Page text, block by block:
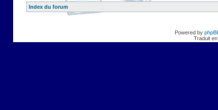
Index du forum
Powered by
Traduit